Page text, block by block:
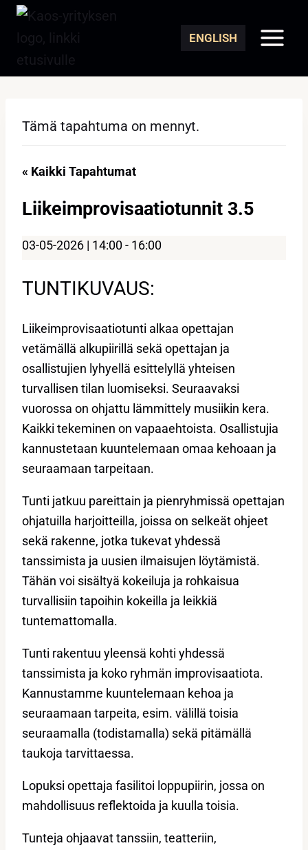
Siirry
sisältöön
ENGLISH
Tämä tapahtuma on mennyt.
« Kaikki Tapahtumat
Liikeimprovisaatiotunnit 3.5
03-05-2026 | 14:00- 16:00
TUNTIKUVAUS:
Liikeimprovisaatiotunti alkaa opettajan
vetämällä alkupiirillä sekä opettajan ja
osallistujien lyhyellä esittelyllä yhteisen
turvallisen tilan luomiseksi. Seuraavaksi
vuorossa on ohjattu lämmittely musiikin kera.
Kaikki tekeminen on vapaaehtoista. Osallistujia
kannustetaan kuuntelemaan omaa kehoaan ja
seuraamaan tarpeitaan.
Tunti jatkuu pareittain ja pienryhmissä opettajan
ohjatuilla harjoitteilla, joissa on selkeät ohjeet
sekä rakenne, jotka tukevat yhdessä
tanssimista ja uusien ilmaisujen löytämistä.
Tähän voi sisältyä kokeiluja ja rohkaisua
turvallisiin tapoihin kokeilla ja leikkiä
tuntemattomalla.
Tunti rakentuu yleensä kohti yhdessä
tanssimista ja koko ryhmän improvisaatiota.
Kannustamme kuuntelemaan kehoa ja
seuraamaan tarpeita, esim. välillä toisia
seuraamalla (todistamalla) sekä pitämällä
taukoja tarvittaessa.
Lopuksi opettaja fasilitoi loppupiirin, jossa on
mahdollisuus reflektoida ja kuulla toisia.
Tunteja ohjaavat tanssiin, teatteriin,